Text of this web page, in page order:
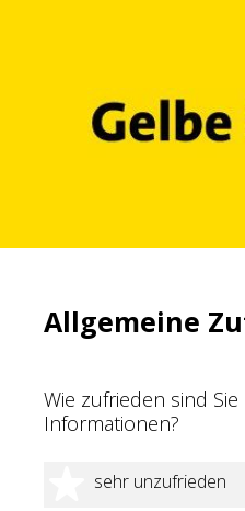
Allgemeine
Wie zufrieden sind
Informationen?
sehr unzufrieden
1 Stern